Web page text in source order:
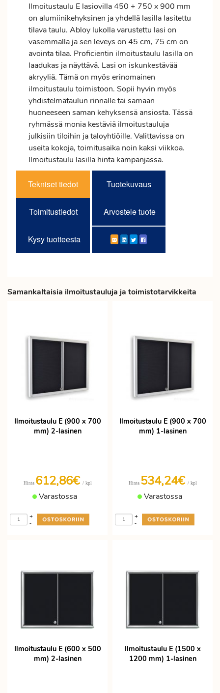
Ilmoitustaulu E lasiovilla 450 + 750 x 900 mm
on alumiinikehyksinen ja yhdellä lasilla lasitettu
tilava taulu. Abloy lukolla varustettu lasi on
vasemmalla ja sen leveys on 45 cm, 75 cm on
avointa tilaa. Proficientin ilmoitustaulu lasilla on
laadukas ja näyttävä. Lasi on iskunkestävää
akryyliä. Tämä on myös erinomainen
ilmoitustaulu toimistoon. Sopii hyvin myös
yhdistelmätaulun rinnalle tai samaan
huoneeseen saman kehyksensä ansiosta. Tässä
ryhmässä monia kestäviä ilmoitustauluja
julkisiin tiloihin ja taloyhtiöille. Valittavissa on
useita kokoja, toimitusaika noin kaksi viikkoa.
Ilmoitustaulu lasilla hinta kampanjassa.
Tekniset tiedot Tuotekuvaus
Toimitustiedot Arvostele tuote
Kysy tuotteesta
Samankaltaisia ilmoitustauluja ja toimistotarvikkeita
Ilmoitustaulu E (900 x 700
mm) 2-lasinen
Hinta 612,86€ / kpl
Varastossa
-
+
Ilmoitustaulu E (900 x 700
mm) 1-lasinen
Hinta 534,24€ / kpl
Varastossa
-
+
Ilmoitustaulu E (600 x 500
mm) 2-lasinen
Ilmoitustaulu E (1500 x
1200 mm) 1-lasinen